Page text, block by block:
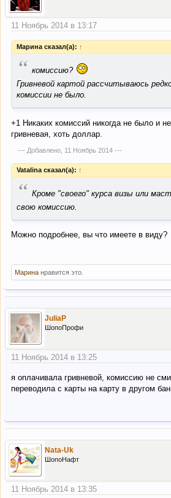
11 Ноябрь 2014 в 13:17
Марина сказал(а): ↑
“ комиссию?
Гривневой картой рассчитываюсь
комиссии не было.
+1 Никаких комиссий никогда не было и
гривневая, хоть доллар.
--- Добавлено, 11 Ноябрь 2014---
Vatalina сказал(а): ↑
“ Кроме "своего" курса визы или
свою комиссию.
Можно подробнее, вы что имеете в виду?
Марина нравится это.
JuliaP
ШопоПрофи
11 Ноябрь 2014 в 13:25
я оплачивала гривневой, комиссию не
переводила с карты на карту в другом
Nata-Uk
ШопоНафт
11 Ноябрь 2014 в 13:35